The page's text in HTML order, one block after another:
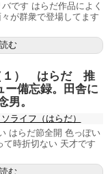
です はらだ作品によく
が群衆で登場してます
む
１） はらだ 推
ー備忘録。田舎に
男。
ライフ（はらだ）
はらだ節全開 色っぽい
て時折切ない 天才です
む